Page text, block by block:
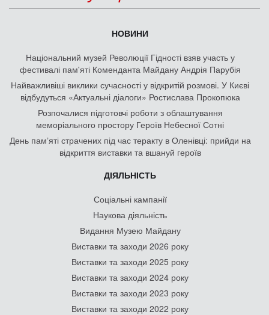
Виставки та заходи 2026 року
Виставки та заходи 2024 року
Виставки та заходи 2023 року
Виставки та заходи 2022 року
Виставки та заходи 2021 року
Виставки та заходи 2020 року
Виставки та заходи 2019 року
Виставки та заходи 2018 року
Виставки та заходи 2017 року
Виставки та заходи 2016 року
Виставки та заходи 2014–2015 років
ФОТО, АУДІО, ВІДЕО, 3D
Світлини з Революції Гідності
Аудіоспогади учасників Майдану
3D-панорами Володимира Писаренка
Проєкт Maidan3D
ЩО ТАКЕ МАЙДАН